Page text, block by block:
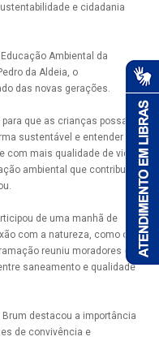
e cidadania
Ambiental da
da Aldeia, o
das novas gerações.
que as crianças possam
sustentável e entender qual
com mais qualidade de vida. A
ambiental que contribua
de uma manhã de
com a natureza, como o
reuniu moradores em
saneamento e qualidade
destacou a importância
de convivência e